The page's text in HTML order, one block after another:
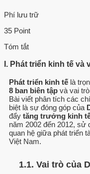
Phí lưu trữ
35 Point
Tóm tắt
I. Phát triển kinh tế
Phát triển kinh tế là
8 ban biên tập và vai
Bài viết phân tích các
biệt là sự đóng góp của
đẩy tăng trưởng kinh
năm 2002 đến 2012, sử
quan hệ giữa phát triển
Việt Nam.
1.1. Vai trò của